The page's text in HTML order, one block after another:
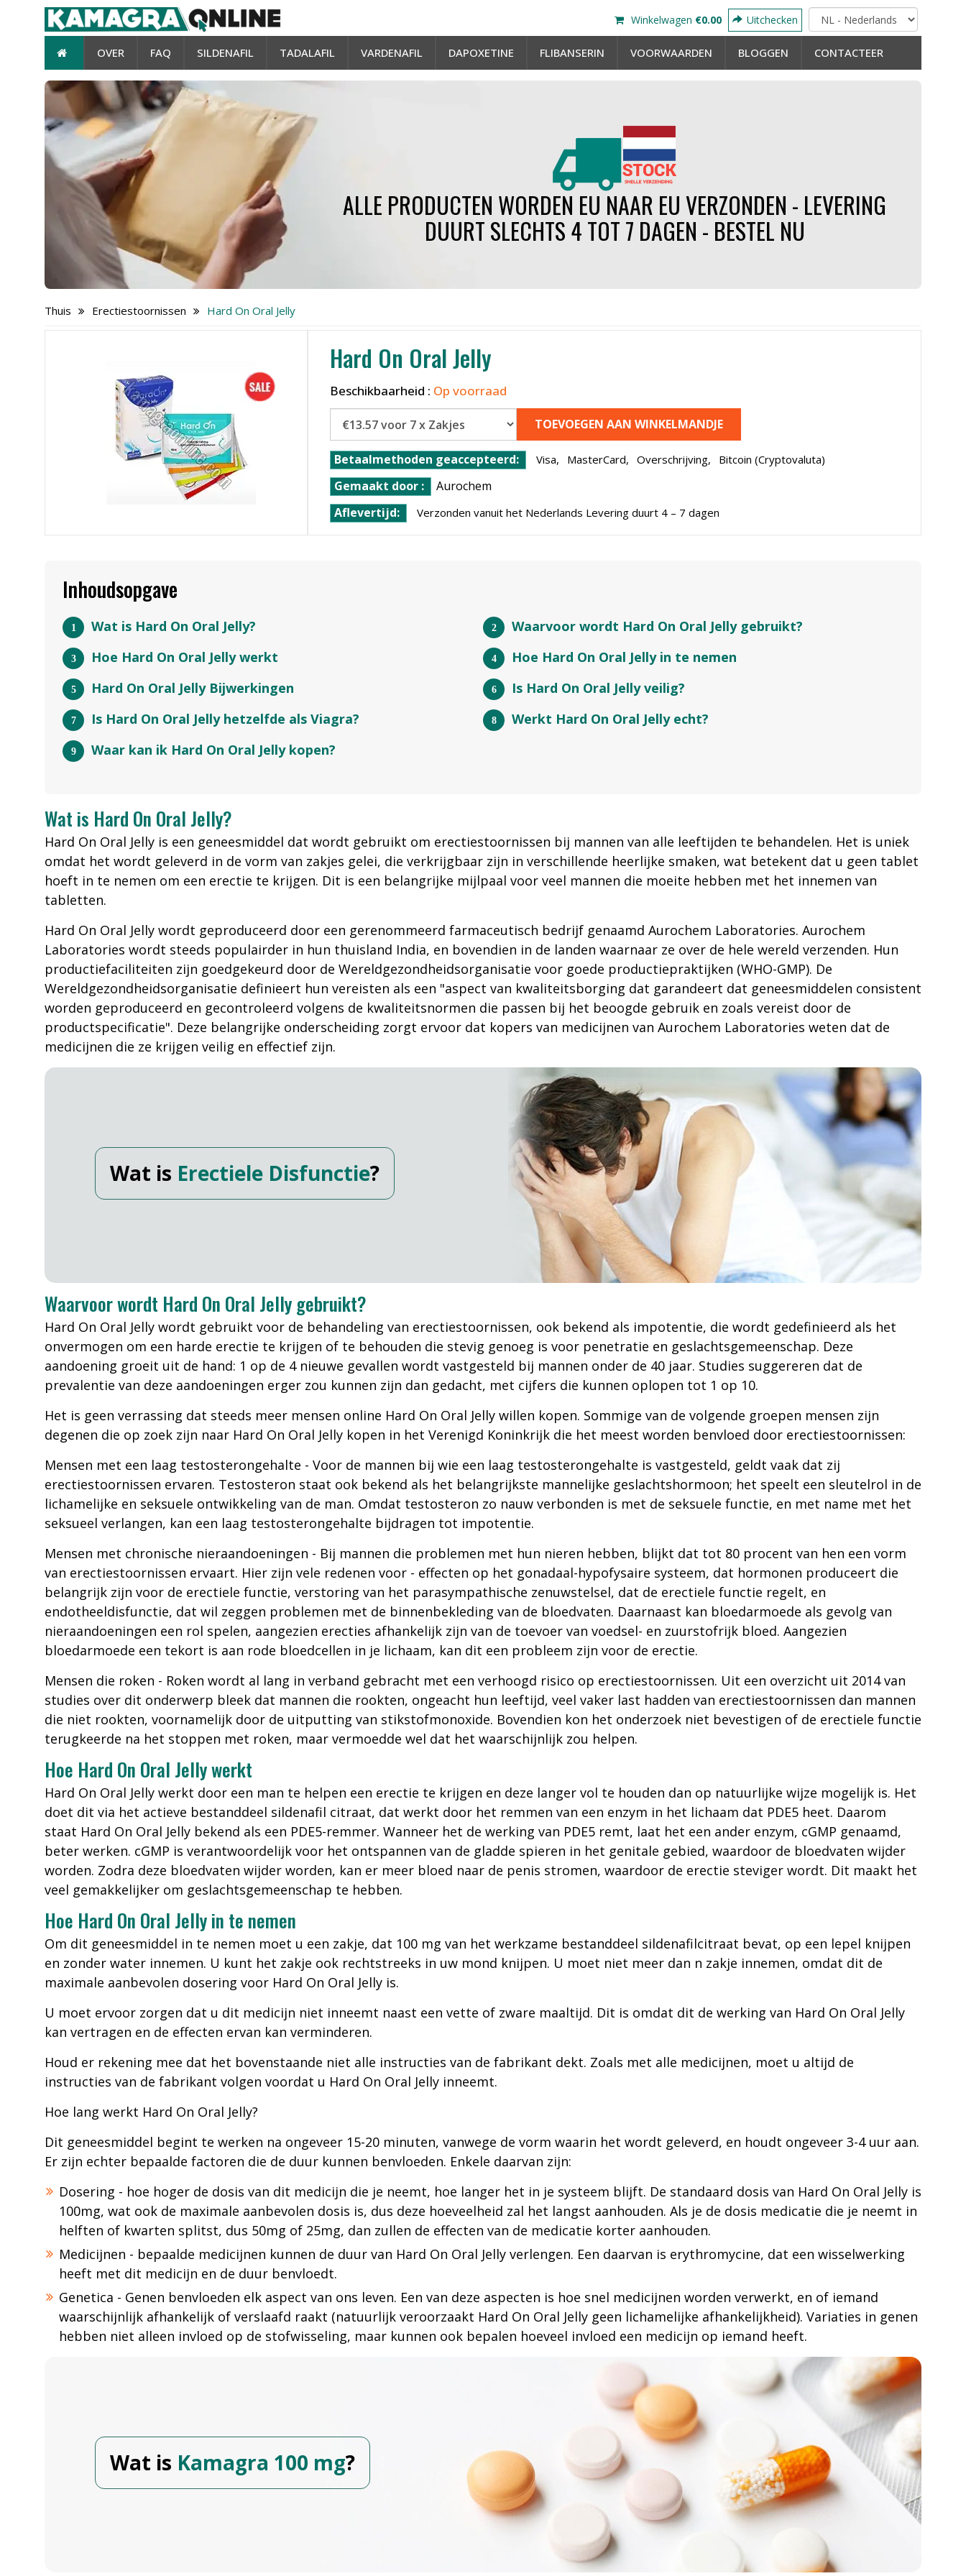
Winkelwagen €0.00 Uitchecken
OVER FAQ SILDENAFIL TADALAFIL VARDENAFIL DAPOXETINE FLIBANSERIN VOORWAARDEN BLOGGEN CONTACTEER
ALLE PRODUCTEN WORDEN EU NAAR EU VERZONDEN - LEVERING
DUURT SLECHTS 4 TOT 7 DAGEN - BESTEL NU
Thuis Erectiestoornissen Hard On Oral Jelly
Hard On Oral Jelly
Beschikbaarheid : Op voorraad
TOEVOEGEN AAN WINKELMANDJE
Betaalmethoden geaccepteerd: Visa, MasterCard, Overschrijving, Bitcoin (Cryptovaluta)
Gemaakt door :
Aurochem
Aflevertijd:
Verzonden vanuit het Nederlands Levering duurt 4 – 7 dagen
Inhoudsopgave
Wat is Hard On Oral Jelly?
Waarvoor wordt Hard On Oral Jelly gebruikt?
Hoe Hard On Oral Jelly werkt
Hoe Hard On Oral Jelly in te nemen
Hard On Oral Jelly Bijwerkingen
Is Hard On Oral Jelly veilig?
Is Hard On Oral Jelly hetzelfde als Viagra?
Werkt Hard On Oral Jelly echt?
Waar kan ik Hard On Oral Jelly kopen?
Wat is Hard On Oral Jelly?
Hard On Oral Jelly is een geneesmiddel dat wordt gebruikt om erectiestoornissen bij mannen van alle leeftijden te behandelen. Het is uniek
omdat het wordt geleverd in de vorm van zakjes gelei, die verkrijgbaar zijn in verschillende heerlijke smaken, wat betekent dat u geen tablet
hoeft in te nemen om een erectie te krijgen. Dit is een belangrijke mijlpaal voor veel mannen die moeite hebben met het innemen van
tabletten.
Hard On Oral Jelly wordt geproduceerd door een gerenommeerd farmaceutisch bedrijf genaamd Aurochem Laboratories. Aurochem
Laboratories wordt steeds populairder in hun thuisland India, en bovendien in de landen waarnaar ze over de hele wereld verzenden. Hun
productiefaciliteiten zijn goedgekeurd door de Wereldgezondheidsorganisatie voor goede productiepraktijken (WHO-GMP). De
Wereldgezondheidsorganisatie definieert hun vereisten als een "aspect van kwaliteitsborging dat garandeert dat geneesmiddelen consistent
worden geproduceerd en gecontroleerd volgens de kwaliteitsnormen die passen bij het beoogde gebruik en zoals vereist door de
productspecificatie". Deze belangrijke onderscheiding zorgt ervoor dat kopers van medicijnen van Aurochem Laboratories weten dat de
medicijnen die ze krijgen veilig en effectief zijn.
Wat is Erectiele Disfunctie?
Waarvoor wordt Hard On Oral Jelly gebruikt?
Hard On Oral Jelly wordt gebruikt voor de behandeling van erectiestoornissen, ook bekend als impotentie, die wordt gedefinieerd als het
onvermogen om een harde erectie te krijgen of te behouden die stevig genoeg is voor penetratie en geslachtsgemeenschap. Deze
aandoening groeit uit de hand: 1 op de 4 nieuwe gevallen wordt vastgesteld bij mannen onder de 40 jaar. Studies suggereren dat de
prevalentie van deze aandoeningen erger zou kunnen zijn dan gedacht, met cijfers die kunnen oplopen tot 1 op 10.
Het is geen verrassing dat steeds meer mensen online Hard On Oral Jelly willen kopen. Sommige van de volgende groepen mensen zijn
degenen die op zoek zijn naar Hard On Oral Jelly kopen in het Verenigd Koninkrijk die het meest worden benvloed door erectiestoornissen:
Mensen met een laag testosterongehalte - Voor de mannen bij wie een laag testosterongehalte is vastgesteld, geldt vaak dat zij
erectiestoornissen ervaren. Testosteron staat ook bekend als het belangrijkste mannelijke geslachtshormoon; het speelt een sleutelrol in de
lichamelijke en seksuele ontwikkeling van de man. Omdat testosteron zo nauw verbonden is met de seksuele functie, en met name met het
seksueel verlangen, kan een laag testosterongehalte bijdragen tot impotentie.
Mensen met chronische nieraandoeningen - Bij mannen die problemen met hun nieren hebben, blijkt dat tot 80 procent van hen een vorm
van erectiestoornissen ervaart. Hier zijn vele redenen voor - effecten op het gonadaal-hypofysaire systeem, dat hormonen produceert die
belangrijk zijn voor de erectiele functie, verstoring van het parasympathische zenuwstelsel, dat de erectiele functie regelt, en
endotheeldisfunctie, dat wil zeggen problemen met de binnenbekleding van de bloedvaten. Daarnaast kan bloedarmoede als gevolg van
nieraandoeningen een rol spelen, aangezien erecties afhankelijk zijn van de toevoer van voedsel- en zuurstofrijk bloed. Aangezien
bloedarmoede een tekort is aan rode bloedcellen in je lichaam, kan dit een probleem zijn voor de erectie.
Mensen die roken - Roken wordt al lang in verband gebracht met een verhoogd risico op erectiestoornissen. Uit een overzicht uit 2014 van
studies over dit onderwerp bleek dat mannen die rookten, ongeacht hun leeftijd, veel vaker last hadden van erectiestoornissen dan mannen
die niet rookten, voornamelijk door de uitputting van stikstofmonoxide. Bovendien kon het onderzoek niet bevestigen of de erectiele functie
terugkeerde na het stoppen met roken, maar vermoedde wel dat het waarschijnlijk zou helpen.
Hoe Hard On Oral Jelly werkt
Hard On Oral Jelly werkt door een man te helpen een erectie te krijgen en deze langer vol te houden dan op natuurlijke wijze mogelijk is. Het
doet dit via het actieve bestanddeel sildenafil citraat, dat werkt door het remmen van een enzym in het lichaam dat PDE5 heet. Daarom
staat Hard On Oral Jelly bekend als een PDE5-remmer. Wanneer het de werking van PDE5 remt, laat het een ander enzym, cGMP genaamd,
beter werken. cGMP is verantwoordelijk voor het ontspannen van de gladde spieren in het genitale gebied, waardoor de bloedvaten wijder
worden. Zodra deze bloedvaten wijder worden, kan er meer bloed naar de penis stromen, waardoor de erectie steviger wordt. Dit maakt het
veel gemakkelijker om geslachtsgemeenschap te hebben.
Hoe Hard On Oral Jelly in te nemen
Om dit geneesmiddel in te nemen moet u een zakje, dat 100 mg van het werkzame bestanddeel sildenafilcitraat bevat, op een lepel knijpen
en zonder water innemen. U kunt het zakje ook rechtstreeks in uw mond knijpen. U moet niet meer dan n zakje innemen, omdat dit de
maximale aanbevolen dosering voor Hard On Oral Jelly is.
U moet ervoor zorgen dat u dit medicijn niet inneemt naast een vette of zware maaltijd. Dit is omdat dit de werking van Hard On Oral Jelly
kan vertragen en de effecten ervan kan verminderen.
Houd er rekening mee dat het bovenstaande niet alle instructies van de fabrikant dekt. Zoals met alle medicijnen, moet u altijd de
instructies van de fabrikant volgen voordat u Hard On Oral Jelly inneemt.
Hoe lang werkt Hard On Oral Jelly?
Dit geneesmiddel begint te werken na ongeveer 15-20 minuten, vanwege de vorm waarin het wordt geleverd, en houdt ongeveer 3-4 uur aan.
Er zijn echter bepaalde factoren die de duur kunnen benvloeden. Enkele daarvan zijn:
Dosering - hoe hoger de dosis van dit medicijn die je neemt, hoe langer het in je systeem blijft. De standaard dosis van Hard On Oral Jelly is
100mg, wat ook de maximale aanbevolen dosis is, dus deze hoeveelheid zal het langst aanhouden. Als je de dosis medicatie die je neemt in
helften of kwarten splitst, dus 50mg of 25mg, dan zullen de effecten van de medicatie korter aanhouden.
Medicijnen - bepaalde medicijnen kunnen de duur van Hard On Oral Jelly verlengen. Een daarvan is erythromycine, dat een wisselwerking
heeft met dit medicijn en de duur benvloedt.
Genetica - Genen benvloeden elk aspect van ons leven. Een van deze aspecten is hoe snel medicijnen worden verwerkt, en of iemand
waarschijnlijk afhankelijk of verslaafd raakt (natuurlijk veroorzaakt Hard On Oral Jelly geen lichamelijke afhankelijkheid). Variaties in genen
hebben niet alleen invloed op de stofwisseling, maar kunnen ook bepalen hoeveel invloed een medicijn op iemand heeft.
Wat is Kamagra 100 mg?